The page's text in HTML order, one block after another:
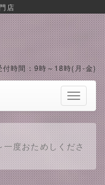
店
付時間：9時～18時(月-金)
Toggle
一度おためしくださ